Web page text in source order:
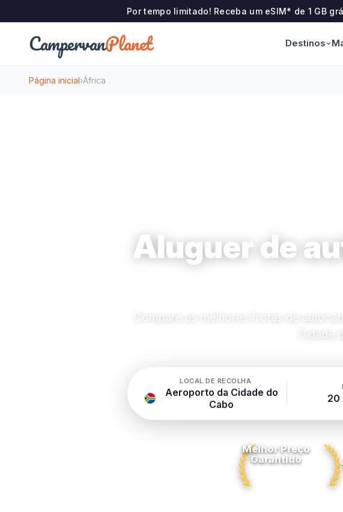
Por tempo limitado! Receba um eSIM* de 1 GB
CampervanPlanet Destinos
Página inicial›África
Aluguer de
Compare as melhores frotas de
Cidade
LOCAL DE RECOLHA
Aeroporto da Cidade do
Cabo
20
Melhor Preço
Garantido